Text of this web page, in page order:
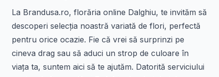
La Brandusa.ro, florăria online Dalghiu, te invităm să
descoperi selecția noastră variată de flori, perfectă
pentru orice ocazie. Fie că vrei să surprinzi pe
cineva drag sau să aduci un strop de culoare în
viața ta, suntem aici să te ajutăm. Datorită serviciului